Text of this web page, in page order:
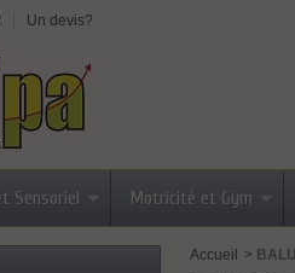
Un devis?
Sensoriel Motricité et Gym
Accueil >